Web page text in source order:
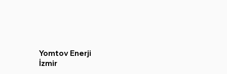
Yomtov Enerji
İzmir